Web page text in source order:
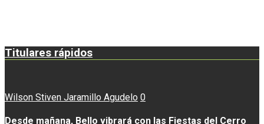
Titulares rápidos
Wilson Stiven Jaramillo Agudelo 0
Desde mañana, Bello vibrará con las Fiestas del Cerro